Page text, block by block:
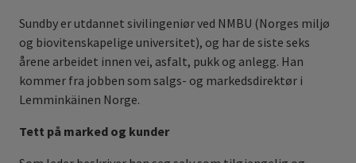
Sundby er utdannet sivilingeniør ved NMBU (Norges miljø
og biovitenskapelige universitet), og har de siste seks
årene arbeidet innen vei, asfalt, pukk og anlegg. Han
kommer fra jobben som salgs- og markedsdirektør i
Lemminkäinen Norge.
Tett på marked og kunder